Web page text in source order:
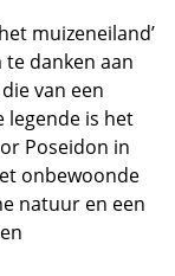
muizeneiland’
danken aan
van een
legende is het
Poseidon in
onbewoonde
natuur en een